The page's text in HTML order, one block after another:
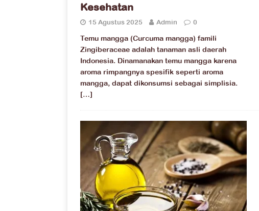
Kesehatan
15 Agustus 2025 Admin 0
Temu mangga (Curcuma mangga) famili
Zingiberaceae adalah tanaman asli daerah
Indonesia. Dinamanakan temu mangga karena
aroma rimpangnya spesifik seperti aroma
mangga, dapat dikonsumsi sebagai simplisia.
[…]